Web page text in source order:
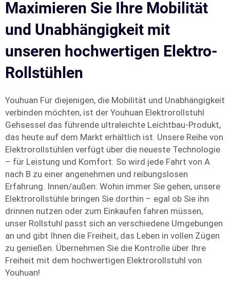
Maximieren Sie Ihre Mobilität
und Unabhängigkeit mit
unseren hochwertigen Elektro-
Rollstühlen
Youhuan Für diejenigen, die Mobilität und Unabhängigkeit
verbinden möchten, ist der Youhuan Elektrorollstuhl
Gehsessel das führende ultraleichte Leichtbau-Produkt,
das heute auf dem Markt erhältlich ist. Unsere Reihe von
Elektrorollstühlen verfügt über die neueste Technologie
– für Leistung und Komfort: So wird jede Fahrt von A
nach B zu einer angenehmen und reibungslosen
Erfahrung. Innen/außen: Wohin immer Sie gehen, unsere
Elektrorollstühle bringen Sie dorthin – egal ob Sie ihn
drinnen nutzen oder zum Einkaufen fahren müssen,
unser Rollstuhl passt sich an verschiedene Umgebungen
an und gibt Ihnen die Freiheit, das Leben in vollen Zügen
zu genießen. Übernehmen Sie die Kontrolle über Ihre
Freiheit mit dem hochwertigen Elektrorollstuhl von
Youhuan!